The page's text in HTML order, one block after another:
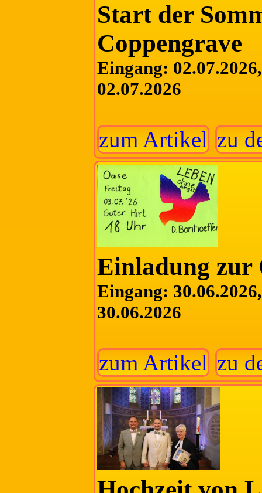
Start der
Coppengrave
Eingang:
02.07.2026
zum Artikel zu
Einladung zur
Eingang:
30.06.2026
zum Artikel zu